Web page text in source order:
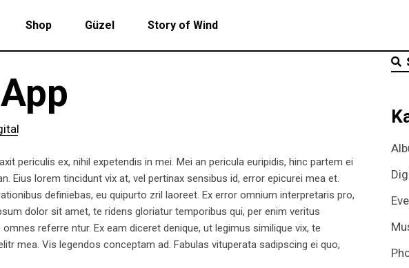
Shop Güzel Story of Wind
periculis ex, nihil expetendis in mei. Mei an pericula euripidis, hinc partem ei
Eius lorem tincidunt vix at, vel pertinax sensibus id, error epicurei mea et.
definiebas, eu quipurto zril laoreet. Ex error omnium interpretaris pro,
dolor sit amet, te ridens gloriatur temporibus qui, per enim veritus
referre ntur. Ex eam diceret denique, ut legimus similique vix, te
mea. Vis legendos conceptam ad. Fabulas vituperata sadipscing ei quo,
for: